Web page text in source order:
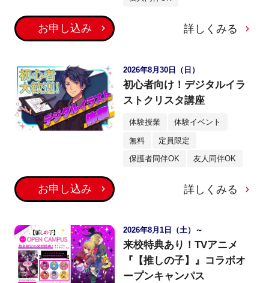
お申し込み 詳しくみる
2026年8月30日（日）
初心者向け！デジタルイラ
ストクリスタ講座
体験授業 体験イベント
無料 定員限定
保護者同伴OK 友人同伴OK
お申し込み 詳しくみる
2026年8月1日（土）～
来校特典あり！TVアニメ
『【推しの子】』コラボオ
ープンキャンパス